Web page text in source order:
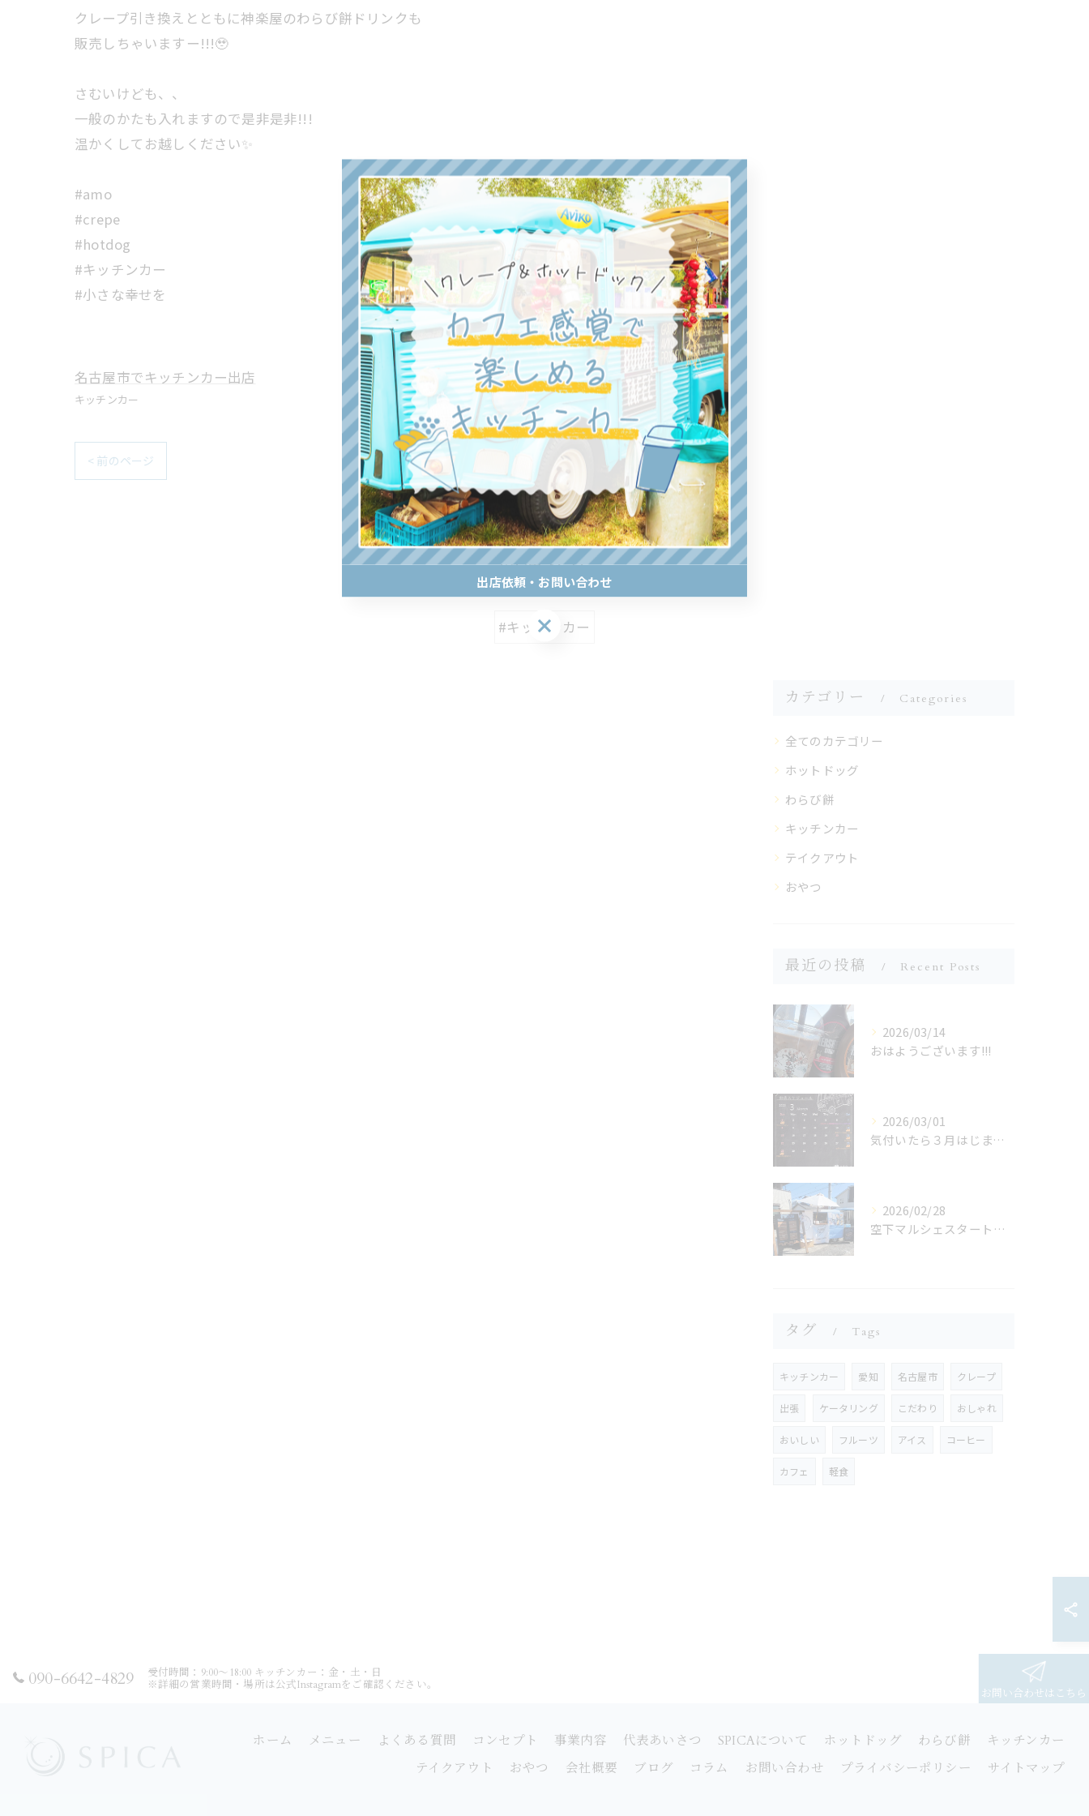
クレープ引き換えとともに神楽屋のわらび餅ドリンクも
販売しちゃいますー!!!🥹
さむいけども、、
一般のかたも入れますので是非是非!!!
温かくしてお越しください✨
#amo
#crepe
#hotdog
#キッチンカー
#小さな幸せを
名古屋市でキッチンカー出店
キッチンカー
< 前のページ 一覧に戻る
関連タグ
#キッチンカー
カテゴリー Categories
全てのカテゴリー
ホットドッグ
わらび餅
キッチンカー
テイクアウト
おやつ
最近の投稿 Recent Posts
2026/03/14
おはようございます!!!
2026/03/01
気付いたら３月はじまってた!!!!💦
2026/02/28
空下マルシェスタートです!!!🫶
タグ Tags
キッチンカー 愛知 名古屋市 クレープ
出張 ケータリング こだわり おしゃれ
おいしい フルーツ アイス コーヒー
カフェ 軽食
090-6642-4829
受付時間：9:00～18:00 キッチンカー：金・土・日
※詳細の営業時間・場所は公式Instagramをご確認ください。
お問い合わせはこちら
ホーム メニュー よくある質問 コンセプト 事業内容 代表あいさつ SPICAについて ホットドッグ わらび餅
キッチンカー
テイクアウト
おやつ 会社概要 ブログ コラム お問い合わせ プライバシーポリシー サイトマップ
出店依頼・お問い合わせ
出店依頼・お問い合わせ